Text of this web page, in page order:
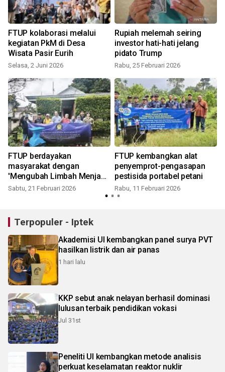
FTUP kolaborasi melalui
kegiatan PkM di Desa
Wisata Pasir Eurih
Selasa, 2 Juni 2026
Rupiah melemah seiring
investor hati-hati jelang
pidato Trump
Rabu, 25 Februari 2026
FTUP berdayakan
masyarakat dengan
'Mengubah Limbah Menjadi
Rupiah'
Sabtu, 21 Februari 2026
FTUP kembangkan alat
penyemprot-pengasapan
pestisida portabel petani
Rabu, 11 Februari 2026
Terpopuler - Iptek
Akademisi UI kembangkan panel surya PVT
hasilkan listrik dan air panas
1 hari lalu
KKP sebut anak nelayan berhasil dominasi
lulusan terbaik pendidikan vokasi
Jul 31st
Peneliti UI kembangkan metode analisis
perkuat keselamatan reaktor nuklir